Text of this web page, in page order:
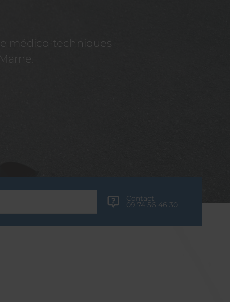
médico-techniques
Contact
09 74 56 46 30